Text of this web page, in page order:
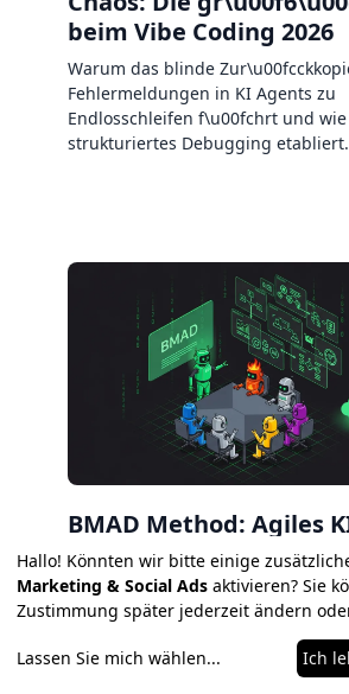
beim Vibe Coding 2026
Warum das blinde
Fehlermeldungen in KI Agents zu
Endlosschleifen f\u00fchrt und wie
strukturiertes Debugging etabliert.
BMAD Method: Agiles
Framework für
BMAD strukturiert KI Coding von
zum Deployment. 6 Default
Quick Flow für kleine Tasks. 42k
Open Source.
Hallo! Könnten wir bitte einige
Marketing & Social Ads aktivieren? Sie
Zustimmung später jederzeit ändern
Lassen Sie mich wählen... Ich